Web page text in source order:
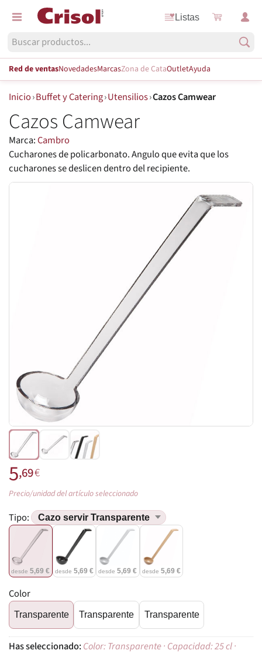
Listas
Red de ventasNovedadesMarcasZona de CataOutletAyuda
Inicio›Buffet y Catering›Utensilios›Cazos Camwear
Cazos Camwear
Marca:Cambro
Cucharones de policarbonato. Angulo que evita que los
cucharones se deslicen dentro del recipiente.
5,69€
Precio/unidad del artículo seleccionado
Tipo:
desde5,69 € desde 5,69 € desde5,69 € desde 5,69 €
Color
Transparente Transparente Transparente
Color: Transparente · Capacidad: 25 cl ·